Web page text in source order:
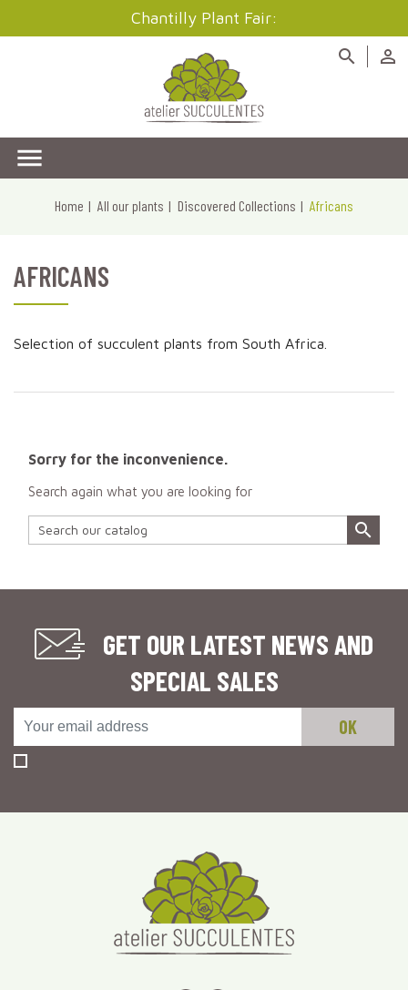
Chantilly Plant Fair:



Home All our plants Discovered Collections Africans
AFRICANS
Selection of succulent plants from South Africa.
Sorry for the inconvenience.
Search again what you are looking for

GET OUR LATEST NEWS AND
SPECIAL SALES